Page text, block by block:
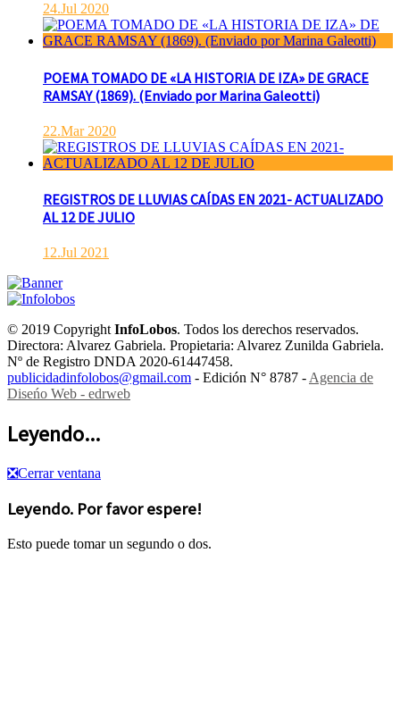
24.Jul 2020
POEMA TOMADO DE «LA HISTORIA DE IZA» DE GRACE
RAMSAY (1869). (Enviado por Marina Galeotti)
22.Mar 2020
REGISTROS DE LLUVIAS CAÍDAS EN 2021- ACTUALIZADO
AL 12 DE JULIO
12.Jul 2021
© 2019 CopyrightInfoLobos. Todos los derechos reservados.
Directora: Alvarez Gabriela. Propietaria: Alvarez Zunilda Gabriela.
Nº de Registro DNDA 2020-61447458.
publicidadinfolobos@gmail.com - Edición N° 8787 -Agencia de
Diseńo Web - edrweb
Leyendo...
❎Cerrar ventana
Leyendo. Por favor espere!
Esto puede tomar un segundo o dos.